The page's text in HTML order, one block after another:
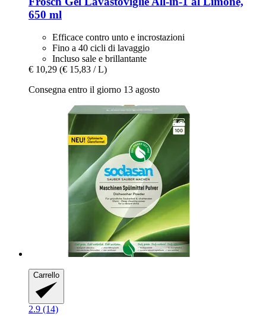
650 ml
Efficace contro unto e incrostazioni
Fino a 40 cicli di lavaggio
Incluso sale e brillantante
€ 10,29 (€ 15,83 / L)
Consegna entro il giorno 13 agosto
Carrello
2.9 (14)